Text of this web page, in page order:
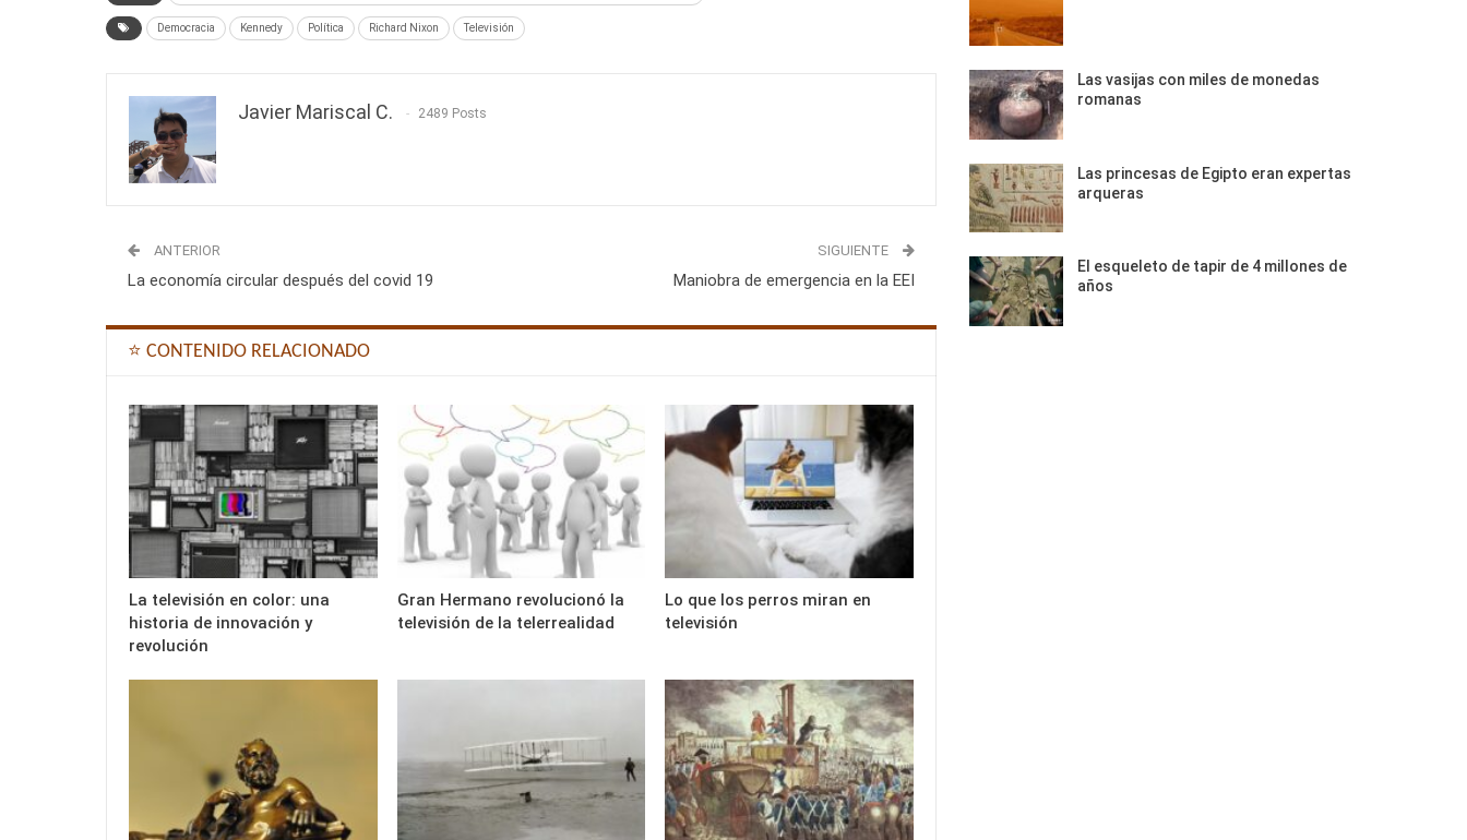
Democracia Kennedy Política Richard Nixon Televisión
Javier Mariscal C. 2489 Posts
ANTERIOR
La economía circular después del covid 19
SIGUIENTE
Maniobra de emergencia en la EEI
⭐ CONTENIDO RELACIONADO
La televisión en color: una
historia de innovación y
revolución
Gran Hermano revolucionó la
televisión de la telerrealidad
Lo que los perros miran en
televisión
Las vasijas con miles de monedas
romanas
Las princesas de Egipto eran expertas
arqueras
El esqueleto de tapir de 4 millones de
años